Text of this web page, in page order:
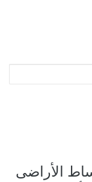
الأراضى